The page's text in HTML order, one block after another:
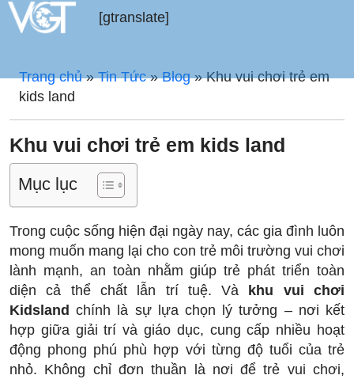
[gtranslate]
Trang chủ»Tin Tức»Blog»Khu vui chơi trẻ em
kids land
Khu vui chơi trẻ em kids land
Mục lục
Trong cuộc sống hiện đại ngày nay, các gia đình luôn
mong muốn mang lại cho con trẻ môi trường vui chơi
lành mạnh, an toàn nhằm giúp trẻ phát triển toàn
diện cả thể chất lẫn trí tuệ. Và
khu vui chơi
Kidsland chính là sự lựa chọn lý tưởng – nơi kết
hợp giữa giải trí và giáo dục, cung cấp nhiều hoạt
động phong phú phù hợp với từng độ tuổi của trẻ
nhỏ. Không chỉ đơn thuần là nơi để trẻ vui chơi,